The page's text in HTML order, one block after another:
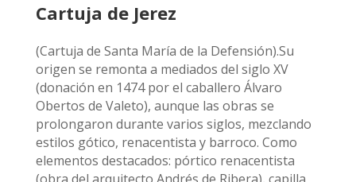
Cartuja de Jerez
(Cartuja de Santa María de la Defensión).Su
origen se remonta a mediados del siglo XV
(donación en 1474 por el caballero Álvaro
Obertos de Valeto), aunque las obras se
prolongaron durante varios siglos, mezclando
estilos gótico, renacentista y barroco. Como
elementos destacados: pórtico renacentista